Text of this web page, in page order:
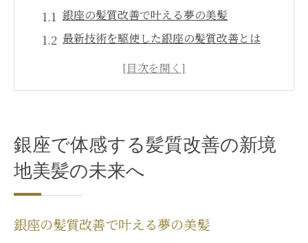
銀座の髪質改善で叶える夢の美髪
最新技術を駆使した銀座の髪質改善とは
銀座で髪質改善を選ぶ理由
銀座の髪質改善で始まる新しいヘアライフ
東京都中央区で見つける髪質改善専門家の技術
とは
銀座の専門家が手掛ける髪質改善技術
中央区で髪質改善のプロフェッショナルを
銀座で体感する髪質改善の新境
地美髪の未来へ
銀座の髪質改善で叶える夢の美髪